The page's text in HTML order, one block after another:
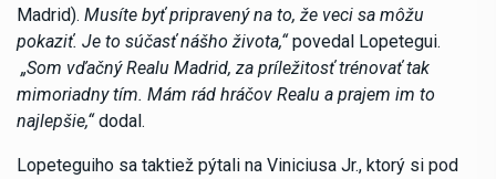
Madrid). Musíte byť pripravený na to, že veci sa môžu
pokaziť. Je to súčasť nášho života,“povedal Lopetegui.
„Som vďačný Realu Madrid, za príležitosť trénovať tak
mimoriadny tím. Mám rád hráčov Realu a prajem im to
najlepšie,“dodal.
Lopeteguiho sa taktiež pýtali na Viniciusa Jr., ktorý si pod